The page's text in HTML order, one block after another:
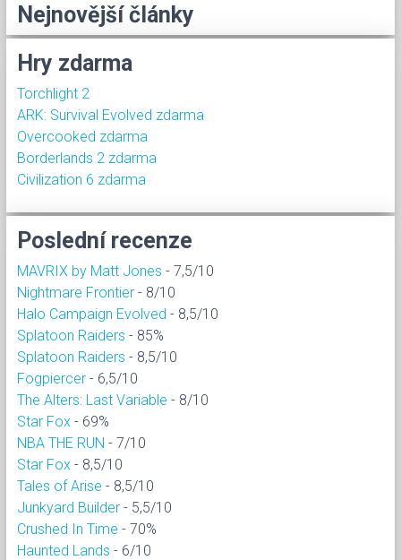
Nejnovější články
Hry zdarma
Torchlight 2
ARK: Survival Evolved zdarma
Overcooked zdarma
Borderlands 2 zdarma
Civilization 6 zdarma
Poslední recenze
MAVRIX by Matt Jones - 7,5/10
Nightmare Frontier - 8/10
Halo Campaign Evolved - 8,5/10
Splatoon Raiders - 85%
Splatoon Raiders - 8,5/10
Fogpiercer - 6,5/10
The Alters: Last Variable - 8/10
Star Fox - 69%
NBA THE RUN - 7/10
Star Fox - 8,5/10
Tales of Arise - 8,5/10
Junkyard Builder - 5,5/10
Crushed In Time - 70%
Haunted Lands - 6/10